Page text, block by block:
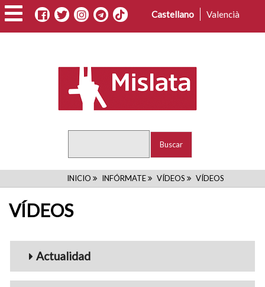
Pasar
al
contenido
Castellano Valencià
RUTA
INICIO INFÓRMATE VÍDEOS VÍDEOS
VÍDEOS
Menu_Videos
Actualidad